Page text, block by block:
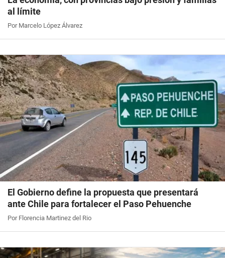
al límite
Por Marcelo López Álvarez
El Gobierno define la propuesta que presentará
ante Chile para fortalecer el Paso Pehuenche
Por Florencia Martinez del Rio